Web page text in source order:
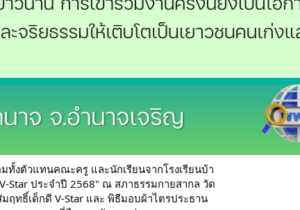
ทั้งตัวแทนคณะครู และนักเรียนจากโรงเรียนบ้า
Star ประจำปี 2568" ณ สภาธรรมกายสากล วัด
ฤทธิ์เด็กดี V-Star และ พิธีมอบผ้าไตรประธาน